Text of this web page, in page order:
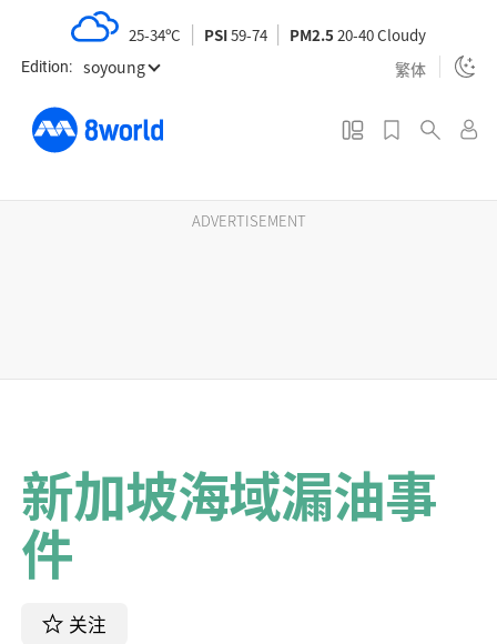
t
Edition: soyoung 繁体
25-34ºC PSI59-74 PM2.520-40 Cloudy
ADVERTISEMENT
新加坡海域漏油事
件
关注